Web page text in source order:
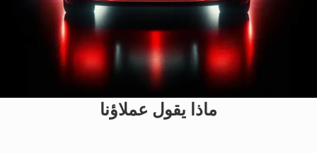
ماذا يقول عملاؤنا